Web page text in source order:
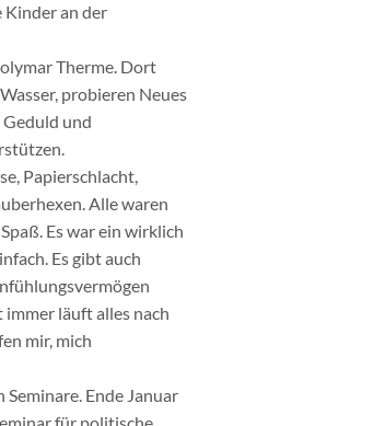
Kinder an der
Therme. Dort
probieren Neues
und
Papierschlacht,
Alle waren
Es war ein wirklich
Es gibt auch
immer läuft alles nach
mir, mich
Ende Januar